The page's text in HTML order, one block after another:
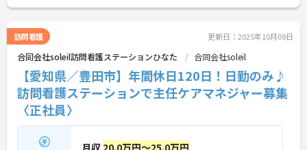
訪問看護 更新日：2025年10月09日
合同会社soleil訪問看護ステーションひなた 合同会社soleil
【愛知県／豊田市】年間休日120日！日勤のみ♪
訪問看護ステーションで主任ケアマネジャー募集
〈正社員〉